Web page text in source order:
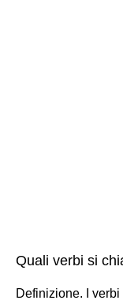
Quali verbi si
Definizione. I